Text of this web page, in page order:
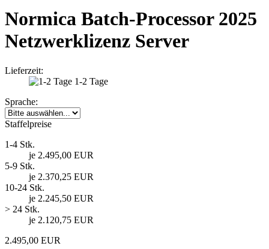
Normica Batch-Processor 2025
Netzwerklizenz Server
Lieferzeit:
1-2 Tage
Sprache:
Staffelpreise
1-4 Stk.
je 2.495,00 EUR
5-9 Stk.
je 2.370,25 EUR
10-24 Stk.
je 2.245,50 EUR
> 24 Stk.
je 2.120,75 EUR
2.495,00 EUR